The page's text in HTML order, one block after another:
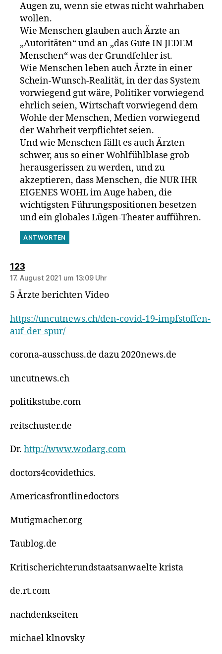
Augen zu, wenn sie etwas nicht wahrhaben
wollen.
Wie Menschen glauben auch Ärzte an
„Autoritäten“ und an „das Gute IN JEDEM
Menschen“ was der Grundfehler ist.
Wie Menschen leben auch Ärzte in einer
Schein-Wunsch-Realität, in der das System
vorwiegend gut wäre, Politiker vorwiegend
ehrlich seien, Wirtschaft vorwiegend dem
Wohle der Menschen, Medien vorwiegend
der Wahrheit verpflichtet seien.
Und wie Menschen fällt es auch Ärzten
schwer, aus so einer Wohlfühlblase grob
herausgerissen zu werden, und zu
akzeptieren, dass Menschen, die NUR IHR
EIGENES WOHL im Auge haben, die
wichtigsten Führungspositionen besetzen
und ein globales Lügen-Theater aufführen.
ANTWORTEN
123sagt:
17. August 2021 um 13:09 Uhr
5 Ärzte berichten Video
https://uncutnews.ch/den-covid-19-impfstoffen-
auf-der-spur/
corona-ausschuss.de dazu 2020news.de
uncutnews.ch
politikstube.com
reitschuster.de
Dr. http://www.wodarg.com
doctors4covidethics.
Americasfrontlinedoctors
Mutigmacher.org
Taublog.de
Kritischerichterundstaatsanwaelte krista
de.rt.com
nachdenkseiten
michael klnovsky